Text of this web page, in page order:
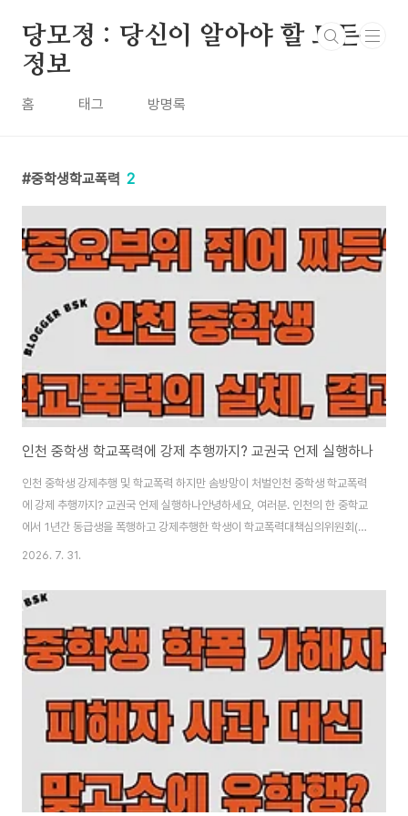
당모정 : 당신이 알아야 할 모든
정보
홈 태그 방명록
중학생학교폭력 2
인천 중학생 학교폭력에 강제 추행까지? 교권국 언제 실행하나
인천 중학생 강제추행 및 학교폭력 하지만 솜방망이 처벌인천 중학생 학교폭력
에 강제 추행까지? 교권국 언제 실행하나안녕하세요, 여러분. 인천의 한 중학교
에서 1년간 동급생을 폭행하고 강제추행한 학생이 학교폭력대책심의위원회(학
폭위)로부터 '출석정지 5일'에 불과한 처분을 받아 피해 학생 아버지의 분통이
분이 내려지면서 학폭 대응의 실효성 논란이 다시 불거졌어요.저도 이 소식을
접하고 피해 학생과 가족의 고통이 얼마나 큰지 마음이 아팠습니다. 오늘은 이
중학생 강제추행 학폭 사건을 처음부터 끝까지 자세히 분석하고, 사건 경위, 학
폭위 처분 내용, 피해 학생 상황, 아버지의 호소, 그리고 학교폭력 대응 체계의
2026. 7. 31.